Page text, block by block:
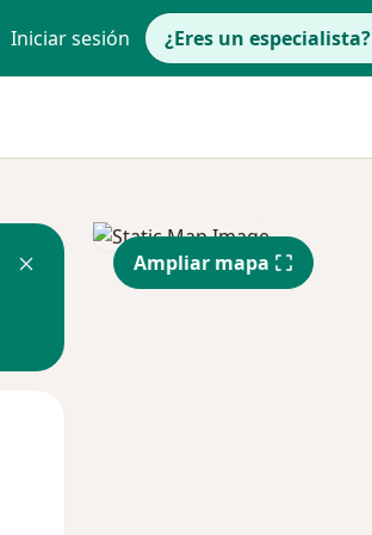
Iniciar sesión ¿Eres un especialista?
Ampliar mapa